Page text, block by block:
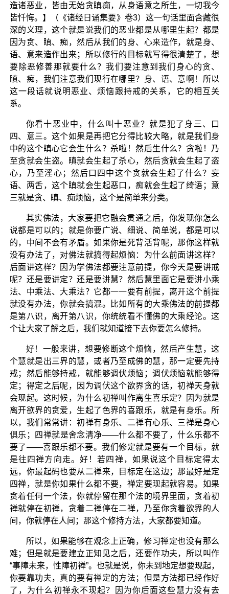
造诸恶业，皆由无始贪瞋痴，从身语意之所生，一切我今
皆忏悔。】（《诸经日诵集要》卷3）这一句话里面含藏很
深的义理，这个就是说我们的恶业都是从哪里生起？都是
因为贪、瞋、痴，然后从我们的身、心来造作，就是身、
语、意来造作出来；所以修行的目标就写得很清楚了，想
要除恶修善那就要什么？我们要注意到我们身心的贪、
瞋、痴，我们注意我们现行在哪里？身、语、意啊！所以
这一段话就说明恶业、烦恼跟持戒的关系，它的相互关
系。
你看十恶业中，什么叫十恶业？就是犯了身三、口
四、意三。这个如果是再把它分得比较大略，就是我们身
中的这个瞋心它会生什么？杀啦！然后生什么？贪啦！乃
至贪就会生盗。瞋就会生起了杀心，然后贪就会生起了盗
心，乃至淫心；然后口四中这个贪就会生起了什么？妄
语、两舌，这个瞋就会生起恶口，痴就会生起了绮语；意
三就是贪、瞋、痴烦恼，这个是简单来分类。
其实佛法，大家要把它融会贯通之后，你发现你怎么
说都是可以的；就是你要广说、细说、简单说，都是可以
的，中间不会有矛盾。如果你是死背活背呢，那你这样就
没有办法了，对佛法就搞得起烦恼：为什么前面讲这样？
后面讲这样？因为学佛法都要注意前提，你今天是要讲戒
呢？还是要讲定？还是要讲慧？然后慧里面它是要讲小乘
法、中乘法、大乘法？它都一一要有前提，离开这个前提
就没有办法，你就会搞混。比如所有的大乘佛法的前提都
是第八识，离开第八识，你统统看不懂佛的大乘经论。这
个让大家了解之后，我们就知道接下去你要怎么修持。
好！一般来讲，想要修断这个烦恼，然后产生慧，这
个慧就是出三界的慧，或者乃至成佛的慧，那一定要先持
戒；然后能够持戒，就能够调伏烦恼；调伏烦恼就能够得
定；得定之后呢，因为调伏这个欲界贪的话，初禅天身就
会现起。这时候，为什么初禅叫作离生喜乐定？因为就是
离开欲界的贪爱，生起了色界的喜跟乐，就是有身乐。所
以，我们常常讲：初禅有身乐、二禅有心乐、三禅是身心
俱乐；四禅就是舍念清净——什么都不要了，什么乐都不
要了——喜跟乐都不要。我们修定就是要有一个目标，就
是往四禅方向走。好！若四禅，如果说这个目标定得太
远，你最起码也要从二禅来，目标定在这边；那最好是定
四禅，就是你如果什么都不要，禅定要现起就容易。如果
贪着任何一个法，你就停留在那个法的境界里面，贪着初
禅就停在初禅，贪着二禅停在二禅，乃至你贪着欲界的人
间，你就停在人间；那这个修持方法，大家都要知道。
所以，如果能够在观念上正确，修习禅定也没有那么
难；但是就是要建立正知见之后，还要作功夫，所以叫作
“事障未来，性障初禅”。也就是说，你未到地定想要现起，
你要靠功夫，真的要有禅定的方法；但是方法都已经作好
了，为什么初禅永不现起？因为你后面这些慧力没有去